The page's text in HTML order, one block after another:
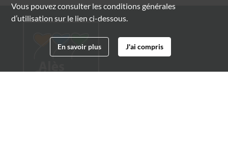
Vous pouvez consulter les conditions générales
d’utilisation sur le lien ci-dessous.
En savoir plus J'ai compris